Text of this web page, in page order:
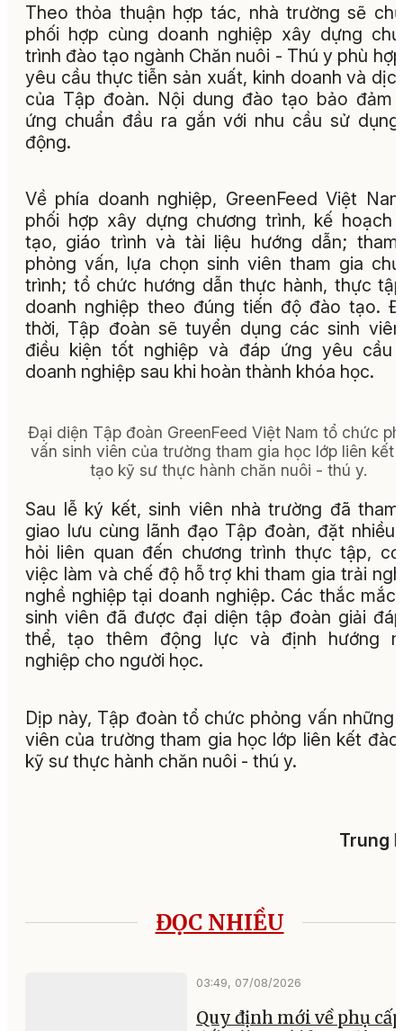
Theo thỏa thuận hợp tác, nhà trường sẽ
phối hợp cùng doanh nghiệp xây dựng
trình đào tạo ngành Chăn nuôi - Thú y phù
yêu cầu thực tiễn sản xuất, kinh doanh và
của Tập đoàn. Nội dung đào tạo bảo đảm
ứng chuẩn đầu ra gắn với nhu cầu sử
động.
Về phía doanh nghiệp, GreenFeed Việt
phối hợp xây dựng chương trình, kế hoạch
tạo, giáo trình và tài liệu hướng dẫn;
phỏng vấn, lựa chọn sinh viên tham gia
trình; tổ chức hướng dẫn thực hành, thực
doanh nghiệp theo đúng tiến độ đào tạo.
thời, Tập đoàn sẽ tuyển dụng các sinh
điều kiện tốt nghiệp và đáp ứng yêu cầu
doanh nghiệp sau khi hoàn thành khóa học.
Đại diện Tập đoàn GreenFeed Việt Nam tổ chức
vấn sinh viên của trường tham gia học lớp liên kết
tạo kỹ sư thực hành chăn nuôi - thú y.
Sau lễ ký kết, sinh viên nhà trường đã
giao lưu cùng lãnh đạo Tập đoàn, đặt nhiều
hỏi liên quan đến chương trình thực tập,
việc làm và chế độ hỗ trợ khi tham gia trải
nghề nghiệp tại doanh nghiệp. Các thắc mắc
sinh viên đã được đại diện tập đoàn giải
thể, tạo thêm động lực và định hướng
nghiệp cho người học.
Dịp này, Tập đoàn tổ chức phỏng vấn những
viên của trường tham gia học lớp liên kết
kỹ sư thực hành chăn nuôi - thú y.
Trung
ĐỌC NHIỀU
03:49, 07/08/2026
Quy định mới về phụ cấp